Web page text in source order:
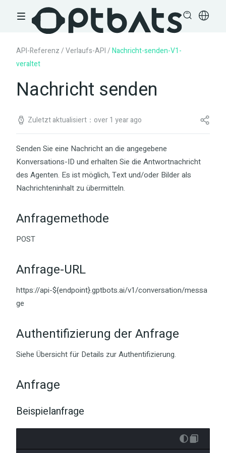
API-Referenz/Verlaufs-API/Nachricht-senden-V1-
veraltet
Nachricht senden
Zuletzt aktualisiert：over 1 year ago
Senden Sie eine Nachricht an die angegebene
Konversations-ID und erhalten Sie die Antwortnachricht
des Agenten. Es ist möglich, Text und/oder Bilder als
Nachrichteninhalt zu übermitteln.
Anfragemethode
POST
Anfrage-URL
https://api-${endpoint}.gptbots.ai/v1/conversation/messa
ge
Authentifizierung der Anfrage
Siehe Übersicht für Details zur Authentifizierung.
Anfrage
Beispielanfrage